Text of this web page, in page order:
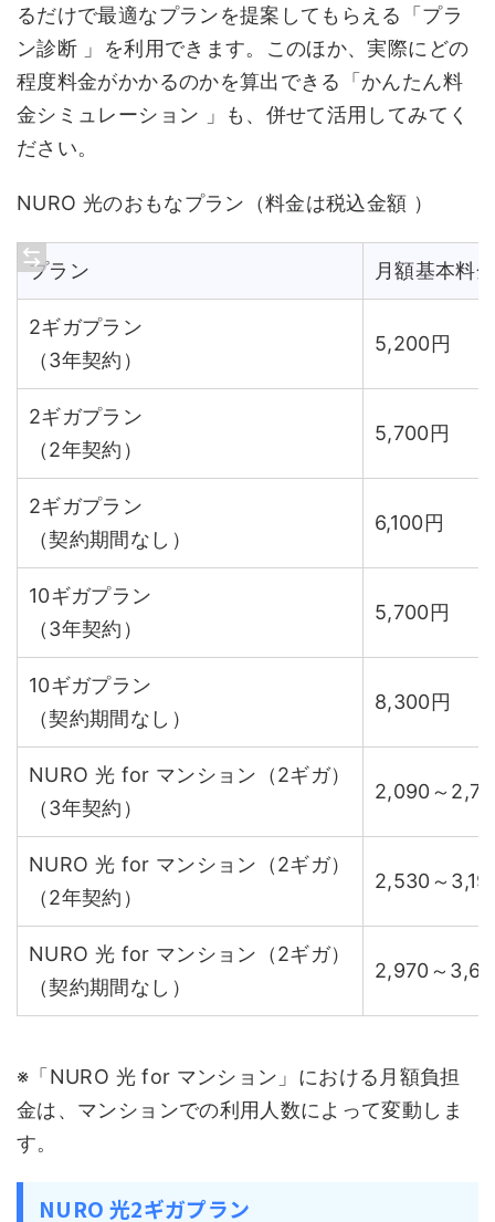
るだけで最適なプランを提案してもらえる「プラ
ン診断 」を利用できます。このほか、実際にどの
程度料金がかかるのかを算出できる「かんたん料
金シミュレーション 」も、併せて活用してみてく
ださい。
NURO 光のおもなプラン（料金は税込金額 ）
プラン 月額基本料
2ギガプラン
（3年契約）
5,200円
2ギガプラン
（2年契約）
5,700円
2ギガプラン
（契約期間なし）
6,100円
10ギガプラン
（3年契約）
5,700円
10ギガプラン
（契約期間なし）
8,300円
NURO 光 for マンション（2ギガ）
（3年契約）
2,090～
NURO 光 for マンション（2ギガ）
（2年契約）
2,530～
NURO 光 for マンション（2ギガ）
（契約期間なし）
2,970～
※「NURO 光 for マンション」における月額負担
金は、マンションでの利用人数によって変動しま
す。
NURO 光2ギガプラン